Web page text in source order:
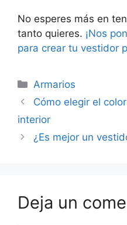
No esperes más en
tanto quieres. ¡Nos
para crear tu vestidor
Armarios
Cómo elegir el
interior
¿Es mejor un
Deja un